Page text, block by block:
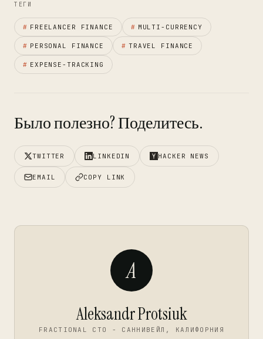
ТЕГИ
# FREELANCER FINANCE # MULTI-CURRENCY
# PERSONAL FINANCE # TRAVEL FINANCE
# EXPENSE-TRACKING
Было полезно? Поделитесь.
TWITTER LINKEDIN HACKER NEWS
EMAIL COPY LINK
A
Aleksandr Protsiuk
FRACTIONAL CTO - САННИВЕЙЛ, КАЛИФОРНИЯ